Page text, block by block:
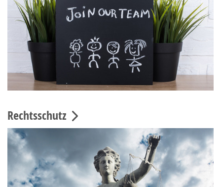
Rechtsschutz